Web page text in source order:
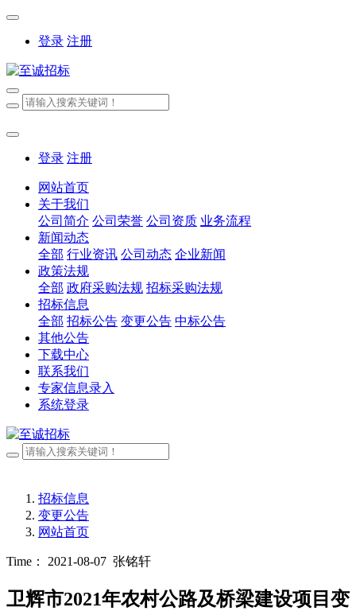
登录 注册
登录 注册
网站首页
关于我们
公司简介 公司荣誉 公司资质 业务流程
新闻动态
全部 行业资讯 公司动态 企业新闻
政策法规
全部 政府采购法规 招标采购法规
招标信息
全部 招标公告 变更公告 中标公告
其他公告
下载中心
联系我们
专家信息录入
系统登录
招标信息
变更公告
网站首页
Time： 2021-08-07 张铭轩
卫辉市2021年农村公路及桥梁建设项目变